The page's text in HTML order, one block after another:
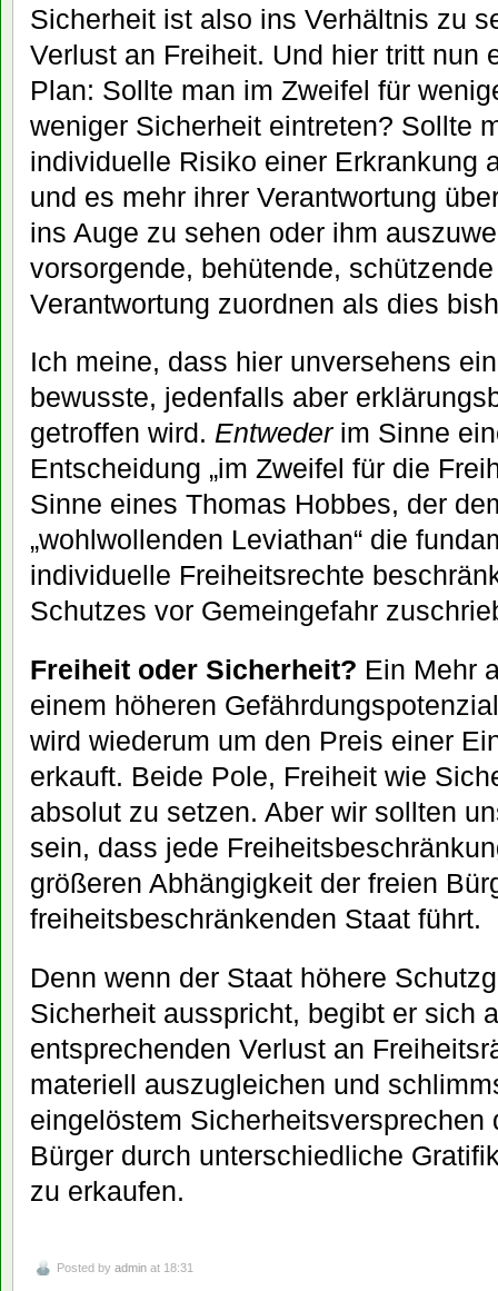
Sicherheit ist also ins Verhältnis zu
Verlust an Freiheit. Und hier tritt nun
Plan: Sollte man im Zweifel für
weniger Sicherheit eintreten? Sollte
individuelle Risiko einer Erkrankung
und es mehr ihrer Verantwortung
ins Auge zu sehen oder ihm
vorsorgende, behütende,
Verantwortung zuordnen als dies
Ich meine, dass hier unversehens
bewusste, jedenfalls aber
getroffen wird. Entwederim Sinne
Entscheidung „im Zweifel für die
Sinne eines Thomas Hobbes, der
„wohlwollenden Leviathan“ die
individuelle Freiheitsrechte
Schutzes vor Gemeingefahr
Freiheit oder Sicherheit? Ein Mehr
einem höheren
wird wiederum um den Preis einer
erkauft. Beide Pole, Freiheit wie
absolut zu setzen. Aber wir sollten
sein, dass jede
größeren Abhängigkeit der freien
freiheitsbeschränkenden Staat führt.
Denn wenn der Staat höhere
Sicherheit ausspricht, begibt er sich
entsprechenden Verlust an
materiell auszugleichen und
eingelöstem Sicherheitsversprechen
Bürger durch unterschiedliche
zu erkaufen.
Posted by admin at 18:31